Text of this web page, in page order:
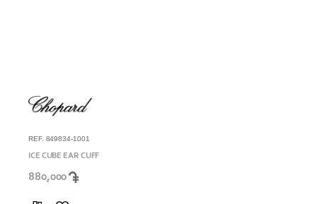
REF. 849834-1001
ICE CUBE EAR CUFF
880,000